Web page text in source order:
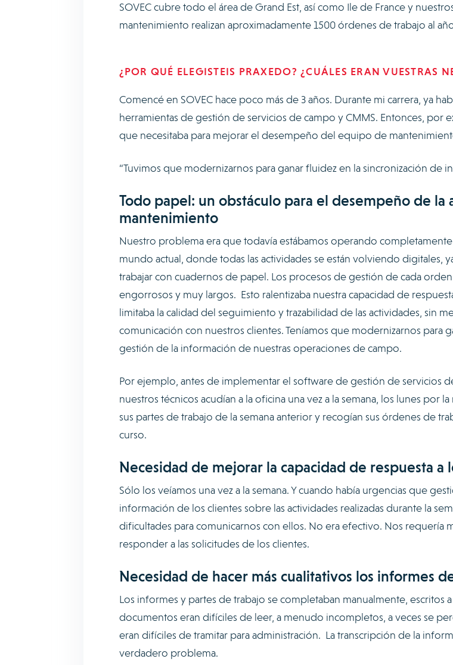
SOVEC cubre todo el área de Grand Est, así como Ile de France y
mantenimiento realizan aproximadamente 1500 órdenes de trabajo al
¿POR QUÉ ELEGISTEIS PRAXEDO? ¿CUÁLES ERAN VUESTRAS
Comencé en SOVEC hace poco más de 3 años. Durante mi carrera, ya
herramientas de gestión de servicios de campo y CMMS. Entonces, por
que necesitaba para mejorar el desempeño del equipo de
“Tuvimos que modernizarnos para ganar fluidez en la sincronización de
Todo papel: un obstáculo para el desempeño de la
mantenimiento
Nuestro problema era que todavía estábamos operando
mundo actual, donde todas las actividades se están volviendo digitales,
trabajar con cuadernos de papel. Los procesos de gestión de cada
engorrosos y muy largos. Esto ralentizaba nuestra capacidad de
limitaba la calidad del seguimiento y trazabilidad de las actividades, sin
comunicación con nuestros clientes. Teníamos que modernizarnos para
gestión de la información de nuestras operaciones de campo.
Por ejemplo, antes de implementar el software de gestión de servicios
nuestros técnicos acudían a la oficina una vez a la semana, los lunes por la
sus partes de trabajo de la semana anterior y recogían sus órdenes de
curso.
Necesidad de mejorar la capacidad de respuesta a
Sólo los veíamos una vez a la semana. Y cuando había urgencias que
información de los clientes sobre las actividades realizadas durante la
dificultades para comunicarnos con ellos. No era efectivo. Nos requería
responder a las solicitudes de los clientes.
Necesidad de hacer más cualitativos los informes
Los informes y partes de trabajo se completaban manualmente, escritos
documentos eran difíciles de leer, a menudo incompletos, a veces se
eran difíciles de tramitar para administración. La transcripción de la
verdadero problema.